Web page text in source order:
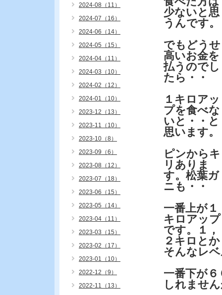
少ないと思
うんです。
でもどうせ
高いお金を
払うのでし
たら・・
１キロアッ
プを食べな
いと・・と
思います。
ピンからキ
リありま
す。松葉ガ
ニも・・
一番上が１
キロアップ
です。１，
２キロとか
そんなレ
一番下が
しれませ
2024-08（11）
2024-07（16）
2024-06（14）
2024-05（15）
2024-04（11）
2024-03（10）
2024-02（12）
2024-01（10）
2023-12（13）
2023-11（10）
2023-10（8）
2023-09（6）
2023-08（12）
2023-07（18）
2023-06（15）
2023-05（14）
2023-04（11）
2023-03（15）
2023-02（17）
2023-01（10）
2022-12（9）
2022-11（13）